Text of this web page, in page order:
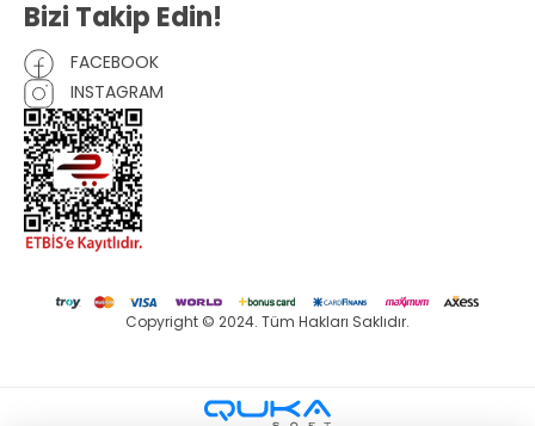
Bizi Takip Edin!
FACEBOOK
INSTAGRAM
Copyright © 2024. Tüm Hakları Saklıdır.